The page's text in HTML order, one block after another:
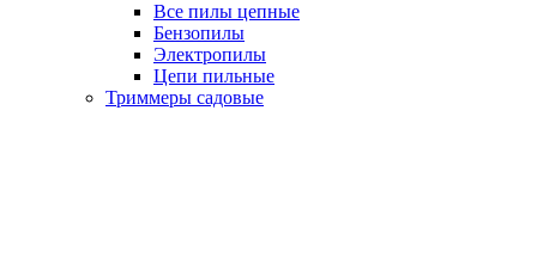
Все пилы цепные
Бензопилы
Электропилы
Цепи пильные
Триммеры садовые